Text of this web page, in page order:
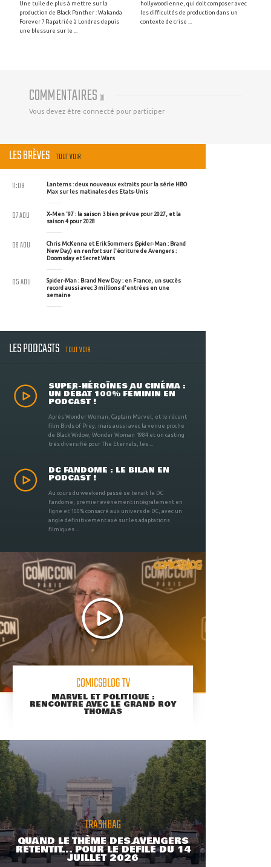
Une tuile de plus à mettre sur la
production de Black Panther : Wakanda
Forever ? Rapatriée à Londres depuis
une blessure sur le ...
hollywoodienne, qui doit composer avec
les difficultés de production dans un
contexte de crise ...
COMMENTAIRES (0)
Vous devez être connecté pour participer
LES BRÈVES TOUT VOIR
Lanterns : deux nouveaux extraits pour la série HBO
Max sur les matinales des Etats-Unis
11:09
X-Men '97 : la saison 3 bien prévue pour 2027, et la
saison 4 pour 2028
07 AOU
Chris McKenna et Erik Sommers (Spider-Man : Brand
New Day) en renfort sur l'écriture de Avengers :
Doomsday et Secret Wars
06 AOU
Spider-Man : Brand New Day : en France, un succès
record aussi avec 3 millions d'entrées en une
semaine
05 AOU
LES PODCASTS TOUT VOIR
SUPER-HÉROÏNES AU CINÉMA :
UN DÉBAT 100% FÉMININ EN
PODCAST !
Après Wonder Woman, Captain Marvel, et le récent
film Birds of Prey, mais aussi avec la venue proche
de Black Widow, Wonder Woman 1984 et un casting
très diversifié pour The Eternals, les ...
DC FANDOME : LE BILAN EN
PODCAST !
Au cours du weekend passé se tenait le DC
Fandome, premier évènement intégralement en
ligne et 100% consacré aux univers de DC, avec un
angle définitivement axé sur les adaptations
filmiques ...
COMICSBLOG TV
MARVEL ET POLITIQUE :
RENCONTRE AVEC LE GRAND ROY
THOMAS
TRASHBAG
QUAND LE THÈME DES AVENGERS
RETENTIT... POUR LE DÉFILÉ DU 14
JUILLET 2026